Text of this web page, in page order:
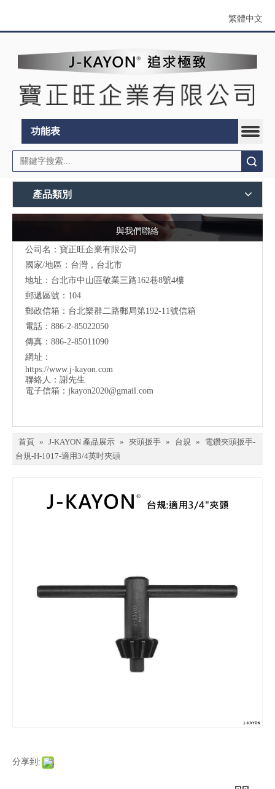
繁體中文
功能表
產品類別
與我們聯絡
公司名：寶正旺企業有限公司
國家/地區：台灣，台北市
地址：台北市中山區敬業三路162巷8號4樓
郵遞區號：104
郵政信箱：台北樂群二路郵局第192-11號信箱
電話：886-2-85022050
傳真：886-2-85011090
網址：
https://www.j-kayon.com
聯絡人：謝先生
電子信箱： jkayon2020@gmail.com
首頁 » J-KAYON 產品展示 » 夾頭扳手 » 台規 »
電鑽夾頭扳手-
台規-H-1017-適用3/4英吋夾頭
分享到: